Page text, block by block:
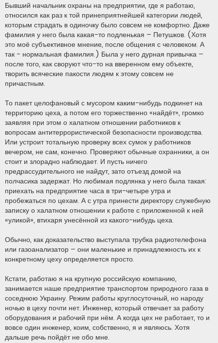
Бывший начальник охраны на предприятии, где я работаю,
относился как раз к той принеприятнейшей категории людей,
которым страдать в одиночку было совсем не комфортно. Даже
фамилия у него была какая-то подленькая – Петушков. (Хотя
это моё субъективное мнение, после общения с человеком. А
так - нормальная фамилия.) Была у него дурная привычка –
после того, как своруют что-то на вверенном ему объекте,
творить всяческие пакости людям к этому совсем не
причастным.
То пакет целофановый с мусором каким-нибудь подкинет на
территорию цеха, а потом его торжественно «найдёт», громко
заявляя при этом о халатном отношении работников к
вопросам антитеррористической безопасности производства.
Или устроит тотальную проверку всех сумок у работников
вечером, не сам, конечно. Проверяют обычные охранники, а он
стоит и злорадно наблюдает. И пусть ничего
предрассудительного не найдут, зато отъезд домой на
полчасика задержат. Но любимая подлянка у него была такая:
приехать на предприятие часа в три-четыре утра и
пробежаться по цехам. А с утра принести директору служебную
записку о халатном отношении к работе с приложенной к ней
«уликой», втихаря унесённой из какого-нибудь цеха.
Обычно, как доказательство выступала трубка радиотелефона
или газоанализатор – они маленькие и принадлежность их к
конкретному цеху определяется просто.
Кстати, работаю я на крупную российскую компанию,
занимается наше предприятие транспортом природного газа в
соседнюю Украину. Режим работы круглосуточный, но народу
ночью в цеху почти нет. Инженер, который отвечает за работу
оборудования и рабочий при нём. А когда цех не работает, то и
вовсе один инженер, коим, собственно, я и являюсь. Хотя
дальше речь пойдёт не обо мне.